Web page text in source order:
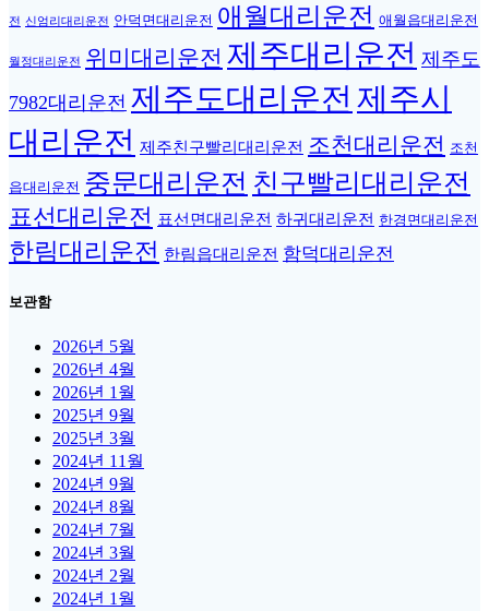
전 신엄리대리운전 안덕면대리운전 애월대리운전 애월읍대리운전
월정대리운전 위미대리운전 제주대리운전 제주도
7982대리운전 제주도대리운전 제주시
대리운전 제주친구빨리대리운전 조천대리운전 조천
읍대리운전 중문대리운전 친구빨리대리운전
표선대리운전 표선면대리운전 하귀대리운전 한경면대리운전
한림대리운전 한림읍대리운전 함덕대리운전
보관함
2026년 5월
2026년 4월
2026년 1월
2025년 9월
2025년 3월
2024년 11월
2024년 9월
2024년 8월
2024년 7월
2024년 3월
2024년 2월
2024년 1월